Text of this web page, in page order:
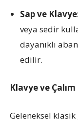
Sap ve
veya sedir
dayanıklı
edilir.
Klavye ve
Geleneksel